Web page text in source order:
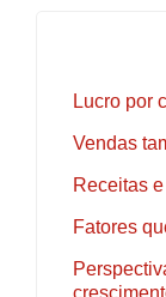
Lucro por
Vendas
Receitas
Fatores